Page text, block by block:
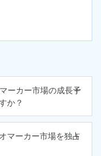
ーカー市場の成長予
か？
マーカー市場を独占